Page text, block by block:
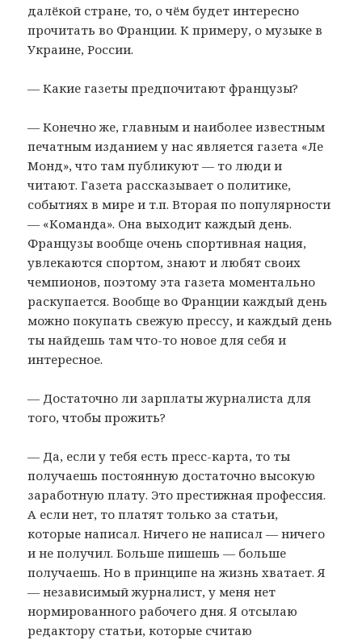
далёкой стране, то, о чём будет интересно
прочитать во Франции. К примеру, о музыке в
Украине, России.
— Какие газеты предпочитают французы?
— Конечно же, главным и наиболее известным
печатным изданием у нас является газета «Ле
Монд», что там публикуют — то люди и
читают. Газета рассказывает о политике,
событиях в мире и т.п. Вторая по популярности
— «Команда». Она выходит каждый день.
Французы вообще очень спортивная нация,
увлекаются спортом, знают и любят своих
чемпионов, поэтому эта газета моментально
раскупается. Вообще во Франции каждый день
можно покупать свежую прессу, и каждый день
ты найдешь там что-то новое для себя и
интересное.
— Достаточно ли зарплаты журналиста для
того, чтобы прожить?
— Да, если у тебя есть пресс-карта, то ты
получаешь постоянную достаточно высокую
заработную плату. Это престижная профессия.
А если нет, то платят только за статьи,
которые написал. Ничего не написал — ничего
и не получил. Больше пишешь — больше
получаешь. Но в принципе на жизнь хватает. Я
— независимый журналист, у меня нет
нормированного рабочего дня. Я отсылаю
редактору статьи, которые считаю